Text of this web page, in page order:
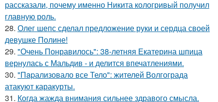
рассказали, почему именно Никита кологривый получил
главную роль.
28. Олег шепс сделал предложение руки и сердца своей
девушке Полине!
29. "Очень Понравилось": 38-летняя Екатерина шпица
вернулась с Мальдив - и делится впечатлениями.
30. "Пapализовало все Тело": жителей Волгограда
атакуют каракурты.
31. Когда жажда внимания сильнее здравого смысла.